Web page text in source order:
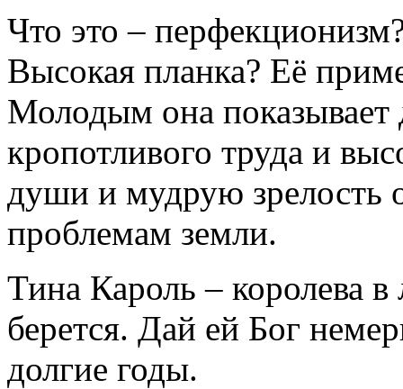
Что это –
Высокая планка? Её
Молодым она показывает
кропотливого труда и
души и мудрую зрелость
проблемам земли.
Тина Кароль – королева
берется. Дай ей Бог
долгие годы.